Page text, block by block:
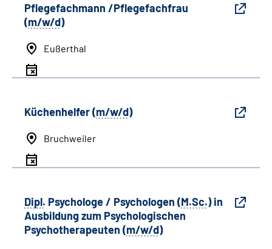
Pflegefachmann /Pflegefachfrau
(m/w/d)
Eußerthal
Küchenhelfer (m/w/d)
Bruchweiler
Dipl. Psychologe / Psychologen (M.Sc.)in
Ausbildung zum Psychologischen
Psychotherapeuten (m/w/d)